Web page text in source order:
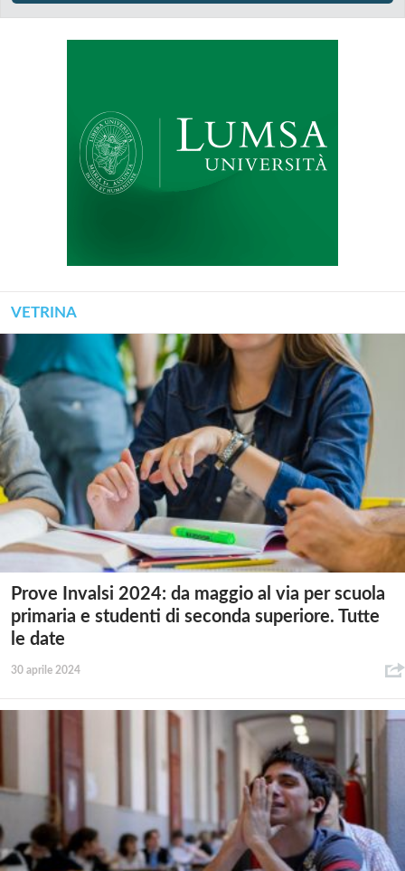
VETRINA
Prove Invalsi 2024: da maggio al via per scuola
primaria e studenti di seconda superiore. Tutte
le date
30 aprile 2024